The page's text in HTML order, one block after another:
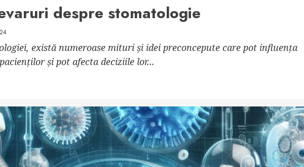
despre stomatologie
există numeroase mituri și idei preconcepute care pot influența
și pot afecta deciziile lor...